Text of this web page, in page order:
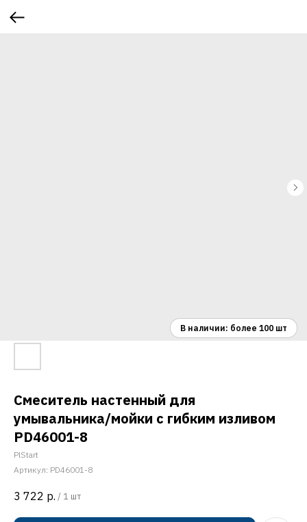
Смеситель настенный для
умывальника/мойки с гибким изливом
PD46001-8
PlStart
Артикул: PD46001-8
3 722 р. / 1 шт